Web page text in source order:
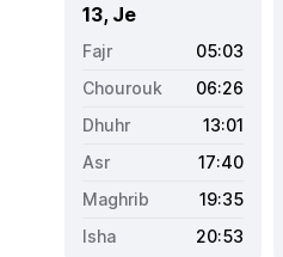
13, Je
05:03
06:26
13:01
17:40
19:35
20:53